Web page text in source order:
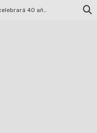
Helloween celebrará 40 años de historia con conciertos en Ciudad de México y Guadalajara